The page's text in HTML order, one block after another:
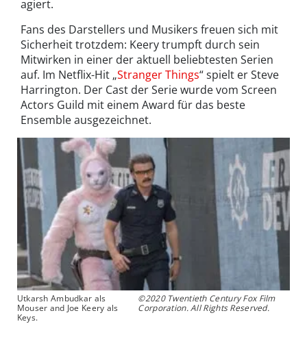
agiert.
Fans des Darstellers und Musikers freuen sich mit
Sicherheit trotzdem: Keery trumpft durch sein
Mitwirken in einer der aktuell beliebtesten Serien
auf. Im Netflix-Hit „Stranger Things“ spielt er Steve
Harrington. Der Cast der Serie wurde vom Screen
Actors Guild mit einem Award für das beste
Ensemble ausgezeichnet.
Utkarsh Ambudkar als
Mouser and Joe Keery als
Keys.
©2020 Twentieth Century Fox Film
Corporation. All Rights Reserved.